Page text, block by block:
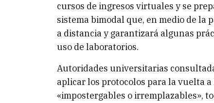
cursos de ingresos virtuales y se
sistema bimodal que, en medio de la
a distancia y garantizará algunas
uso de laboratorios.
Autoridades universitarias
aplicar los protocolos para la vuelta
«impostergables o irremplazables»,